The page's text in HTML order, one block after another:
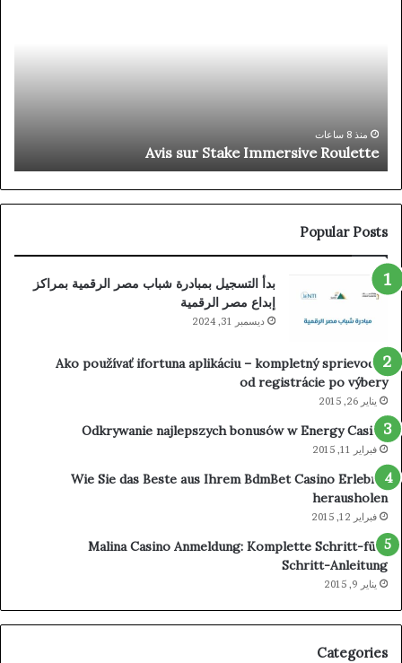
منذ 8 ساعات
Avis sur Stake Immersive Roulette
Popular Posts
بدأ التسجيل بمبادرة شباب مصر الرقمية بمراكز
إبداع مصر الرقمية
ديسمبر 31, 2024
Ako používať ifortuna aplikáciu – kompletný sprievodca
od registrácie po výbery
يناير 26, 2015
Odkrywanie najlepszych bonusów w Energy Casino
فبراير 11, 2015
Wie Sie das Beste aus Ihrem BdmBet Casino Erlebnis
herausholen
فبراير 12, 2015
Malina Casino Anmeldung: Komplette Schritt-für-
Schritt-Anleitung
يناير 9, 2015
Categories